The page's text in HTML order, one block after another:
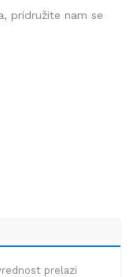
pridružite nam se
prelazi